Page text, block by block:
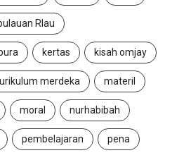
RIau
kertas kisah omjay
merdeka materil
moral nurhabibah
pembelajaran pena